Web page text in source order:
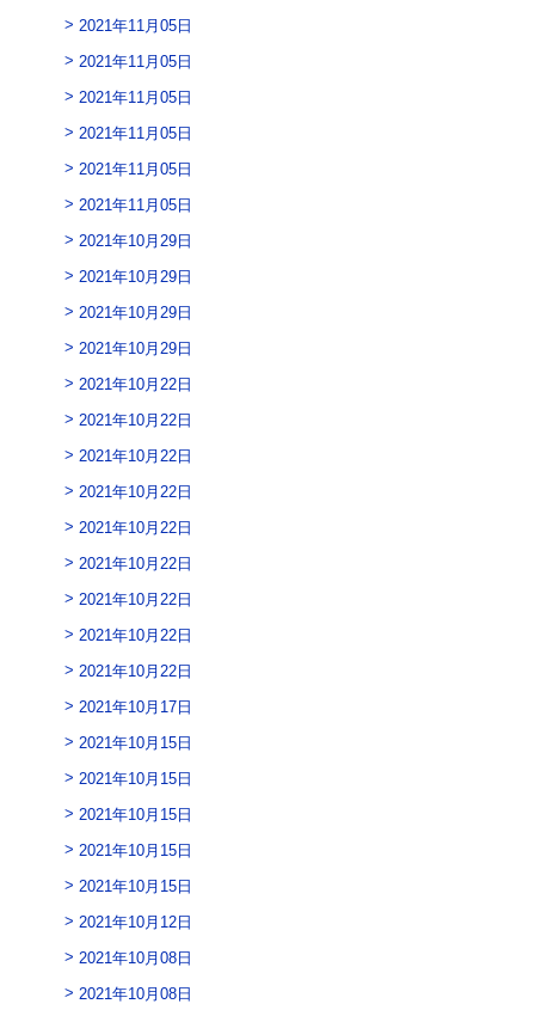
2021年11月05日
2021年11月05日
2021年11月05日
2021年11月05日
2021年11月05日
2021年11月05日
2021年10月29日
2021年10月29日
2021年10月29日
2021年10月29日
2021年10月22日
2021年10月22日
2021年10月22日
2021年10月22日
2021年10月22日
2021年10月22日
2021年10月22日
2021年10月22日
2021年10月22日
2021年10月17日
2021年10月15日
2021年10月15日
2021年10月15日
2021年10月15日
2021年10月15日
2021年10月12日
2021年10月08日
2021年10月08日